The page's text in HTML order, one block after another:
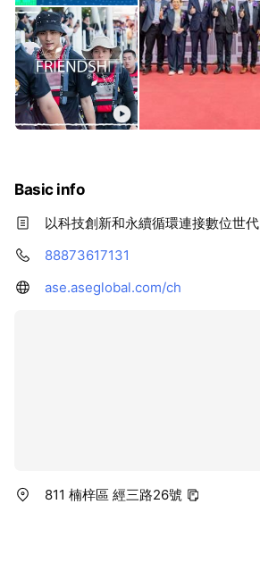
Basic info
以科技創新和永續循環連接數位世代
88873617131
ase.aseglobal.com/ch
811 楠梓區 經三路26號